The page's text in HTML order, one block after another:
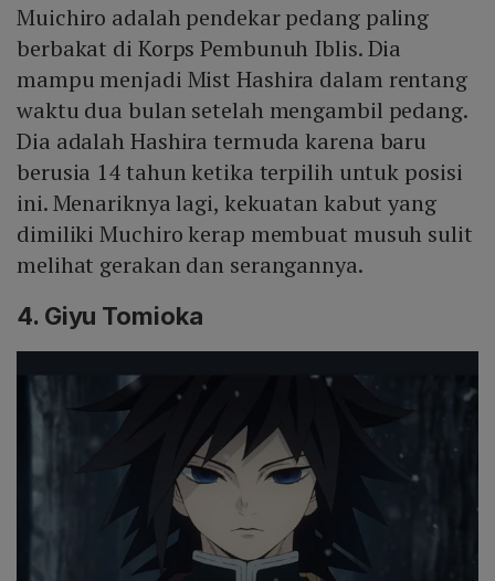
Muichiro adalah pendekar pedang paling
berbakat di Korps Pembunuh Iblis. Dia
mampu menjadi Mist Hashira dalam rentang
waktu dua bulan setelah mengambil pedang.
Dia adalah Hashira termuda karena baru
berusia 14 tahun ketika terpilih untuk posisi
ini. Menariknya lagi, kekuatan kabut yang
dimiliki Muchiro kerap membuat musuh sulit
melihat gerakan dan serangannya.
4. Giyu Tomioka